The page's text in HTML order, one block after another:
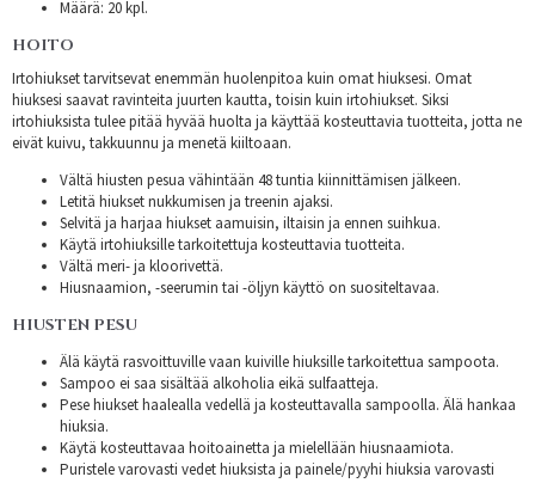
Määrä: 20 kpl.
HOITO
Irtohiukset tarvitsevat enemmän huolenpitoa kuin omat hiuksesi. Omat
hiuksesi saavat ravinteita juurten kautta, toisin kuin irtohiukset. Siksi
irtohiuksista tulee pitää hyvää huolta ja käyttää kosteuttavia tuotteita, jotta ne
eivät kuivu, takkuunnu ja menetä kiiltoaan.
Vältä hiusten pesua vähintään 48 tuntia kiinnittämisen jälkeen.
Letitä hiukset nukkumisen ja treenin ajaksi.
Selvitä ja harjaa hiukset aamuisin, iltaisin ja ennen suihkua.
Käytä irtohiuksille tarkoitettuja kosteuttavia tuotteita.
Vältä meri- ja kloorivettä.
Hiusnaamion, -seerumin tai -öljyn käyttö on suositeltavaa.
HIUSTEN PESU
Älä käytä rasvoittuville vaan kuiville hiuksille tarkoitettua sampoota.
Sampoo ei saa sisältää alkoholia eikä sulfaatteja.
Pese hiukset haalealla vedellä ja kosteuttavalla sampoolla. Älä hankaa
hiuksia.
Käytä kosteuttavaa hoitoainetta ja mielellään hiusnaamiota.
Puristele varovasti vedet hiuksista ja painele/pyyhi hiuksia varovasti